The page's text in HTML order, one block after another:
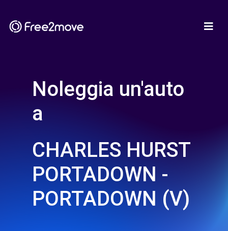
Noleggia un'auto
a
CHARLES HURST
PORTADOWN -
PORTADOWN (V)